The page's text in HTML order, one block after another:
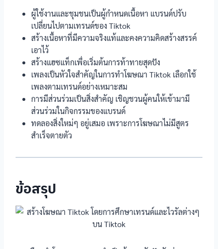
ผู้ใช้งานและชุมชนเป็นผู้กำหนดเนื้อหา แบรนด์ปรับ
เปลี่ยนไปตามเทรนด์ของ Tiktok
สร้างเนื้อหาที่มีความจริงแท้และคงความคิดสร้างสรรค์
เอาไว้
สร้างแฮซแท็กเพื่อเริ่มต้นการท้าทายสุดปัง
เพลงเป็นหัวใจสำคัญในการทำโฆษณา Tiktok เลือกใช้
เพลงตามเทรนด์อย่างเหมาะสม
การมีส่วนร่วมเป็นสิ่งสำคัญ เชิญชวนผู้คนให้เข้ามามี
ส่วนร่วมในกิจกรรมของแบรนด์
ทดลองสิ่งใหม่ๆ อยู่เสมอ เพราะการโฆษณาไม่มีสูตร
สำเร็จตายตัว
ข้อสรุป